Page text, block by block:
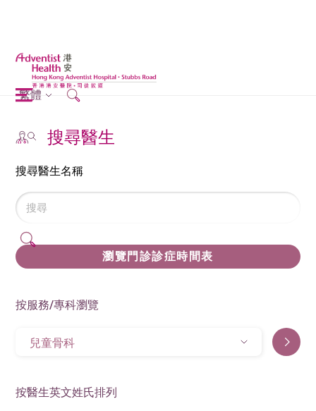
繁體
搜尋醫生
搜尋醫生名稱
瀏覽門診診症時間表
按服務/專科瀏覽
兒童骨科
按醫生英文姓氏排列